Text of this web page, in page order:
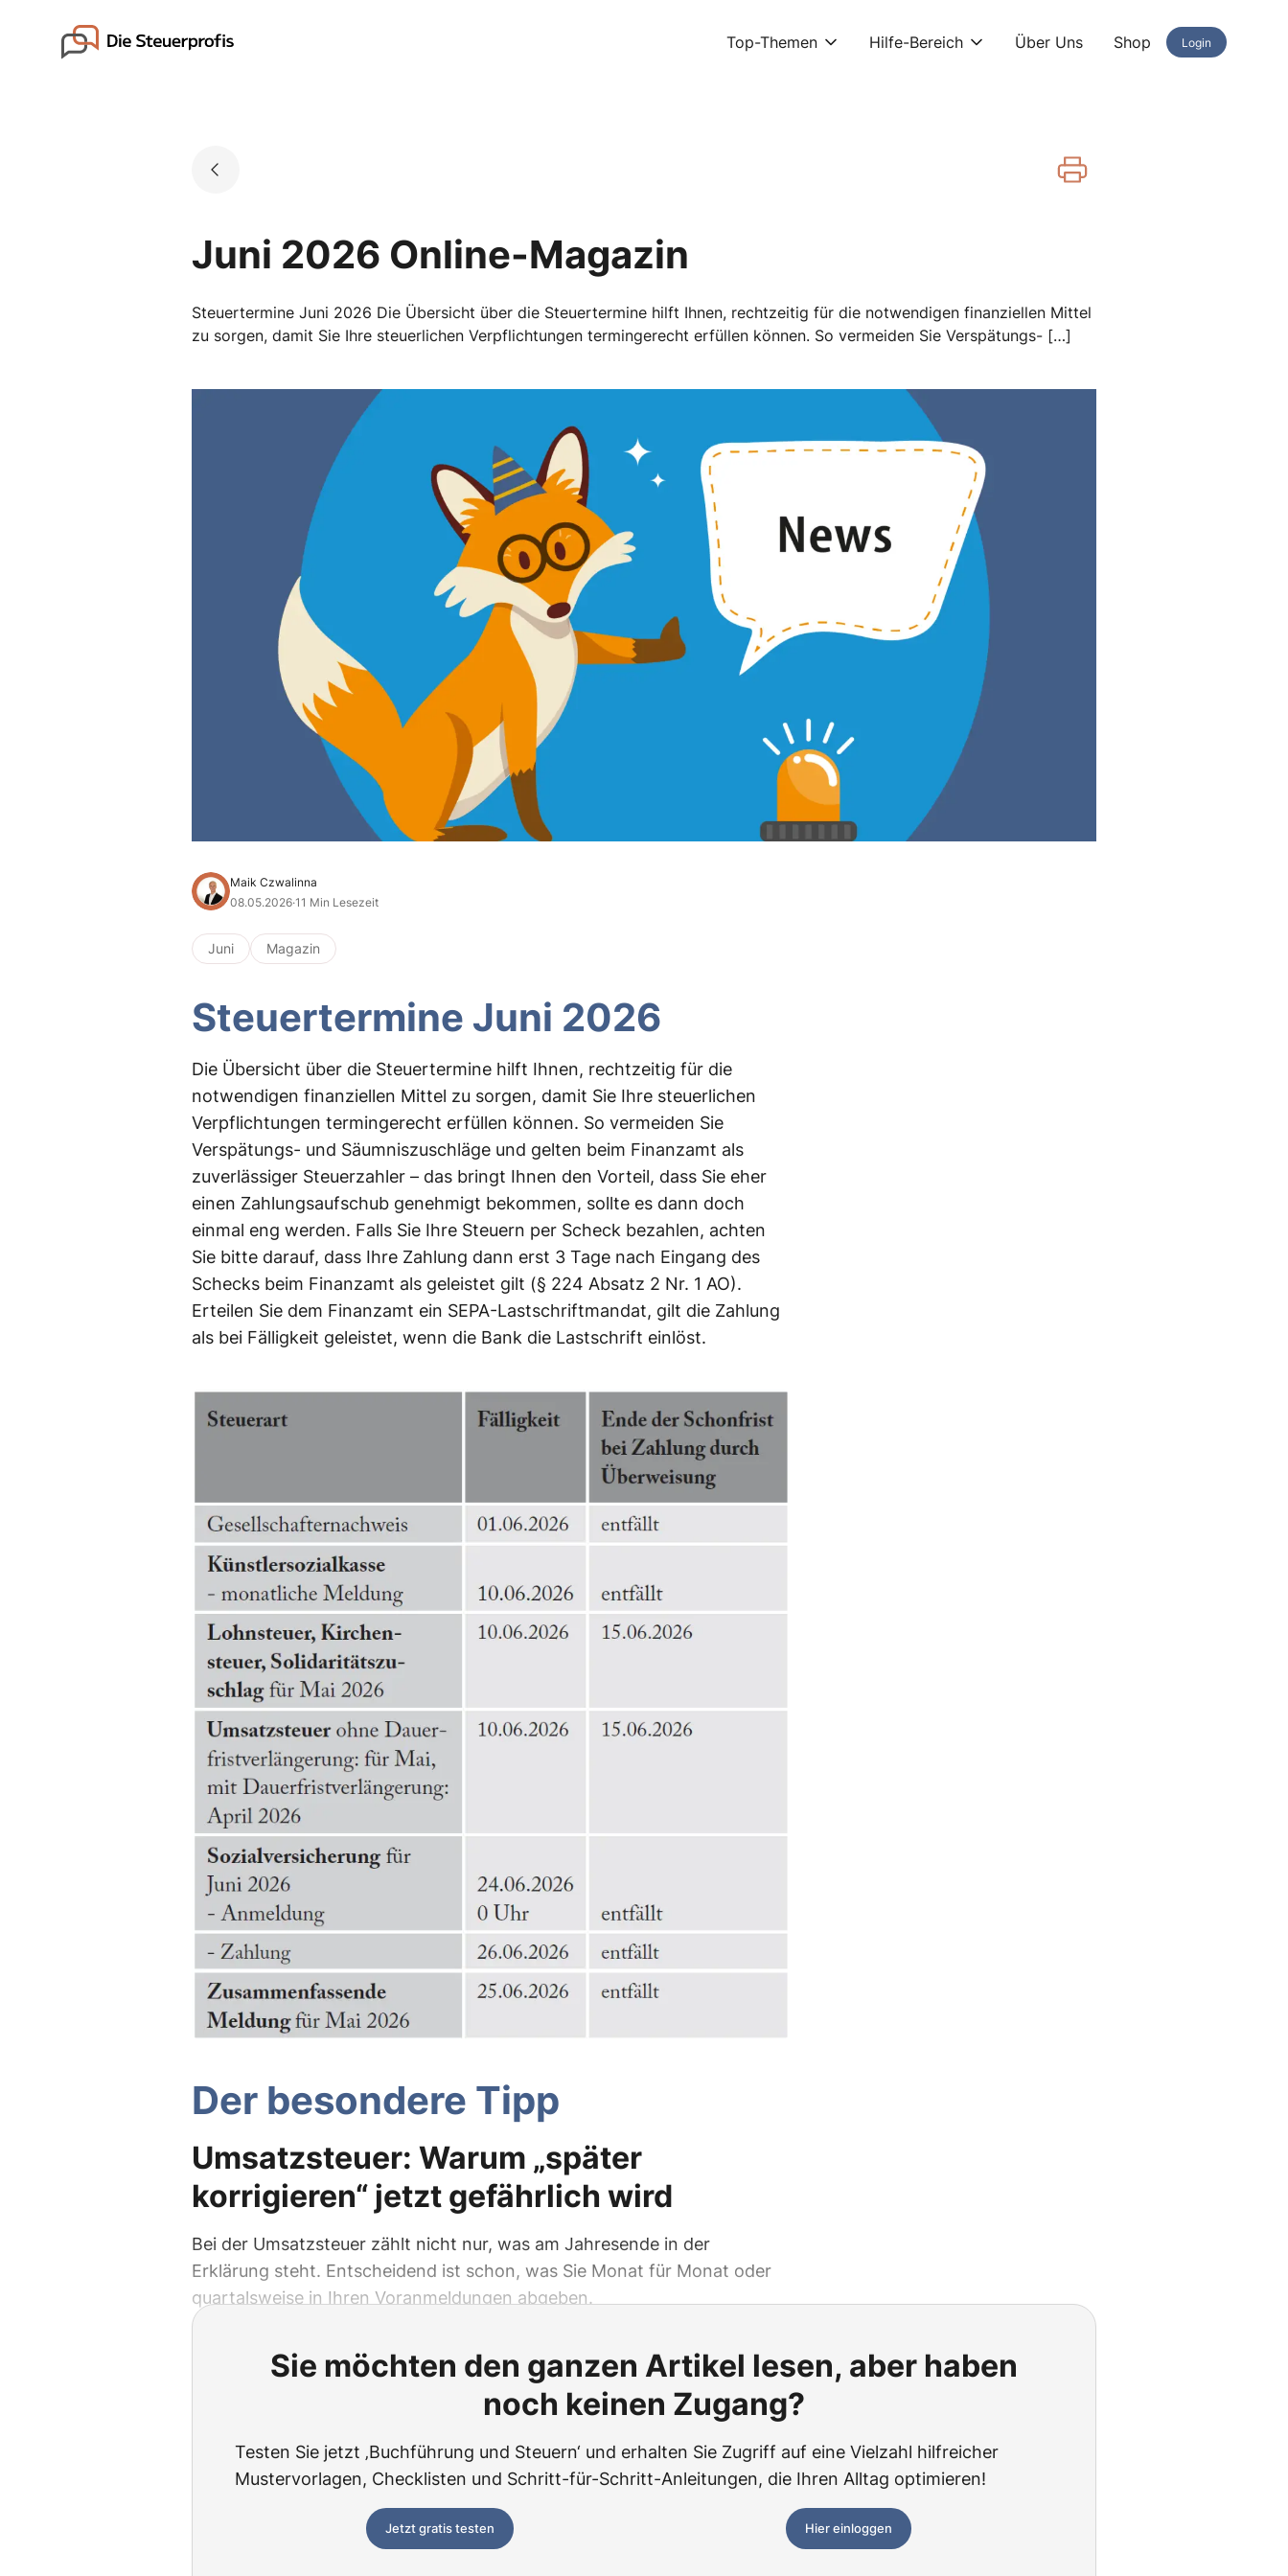
Go to landing page. Top-Themen Hilfe-Bereich Über Uns Shop Login
Juni 2026 Online-Magazin
Steuertermine Juni 2026 Die Übersicht über die Steuertermine hilft Ihnen, rechtzeitig für die notwendigen finanziellen Mittel
zu sorgen, damit Sie Ihre steuerlichen Verpflichtungen termingerecht erfüllen können. So vermeiden Sie Verspätungs- […]
Maik Czwalinna
08.05.2026·11 Min Lesezeit
Juni Magazin
Steuertermine Juni 2026
Die Übersicht über die Steuertermine hilft Ihnen, rechtzeitig für die
notwendigen finanziellen Mittel zu sorgen, damit Sie Ihre steuerlichen
Verpflichtungen termingerecht erfüllen können. So vermeiden Sie
Verspätungs- und Säumniszuschläge und gelten beim Finanzamt als
zuverlässiger Steuerzahler – das bringt Ihnen den Vorteil, dass Sie eher
einen Zahlungsaufschub genehmigt bekommen, sollte es dann doch
einmal eng werden. Falls Sie Ihre Steuern per Scheck bezahlen, achten
Sie bitte darauf, dass Ihre Zahlung dann erst 3 Tage nach Eingang des
Schecks beim Finanzamt als geleistet gilt (§ 224 Absatz 2 Nr. 1 AO).
Erteilen Sie dem Finanzamt ein SEPA-Lastschriftmandat, gilt die Zahlung
als bei Fälligkeit geleistet, wenn die Bank die Lastschrift einlöst.
Der besondere Tipp
Umsatzsteuer: Warum „später
korrigieren“ jetzt gefährlich wird
Bei der Umsatzsteuer zählt nicht nur, was am Jahresende in der
Erklärung steht. Entscheidend ist schon, was Sie Monat für Monat oder
quartalsweise in Ihren Voranmeldungen abgeben.
Sie möchten den ganzen Artikel lesen, aber haben
noch keinen Zugang?
Testen Sie jetzt ‚Buchführung und Steuern‘ und erhalten Sie Zugriff auf eine Vielzahl hilfreicher
Mustervorlagen, Checklisten und Schritt-für-Schritt-Anleitungen, die Ihren Alltag optimieren!
Jetzt gratis testen Hier einloggen